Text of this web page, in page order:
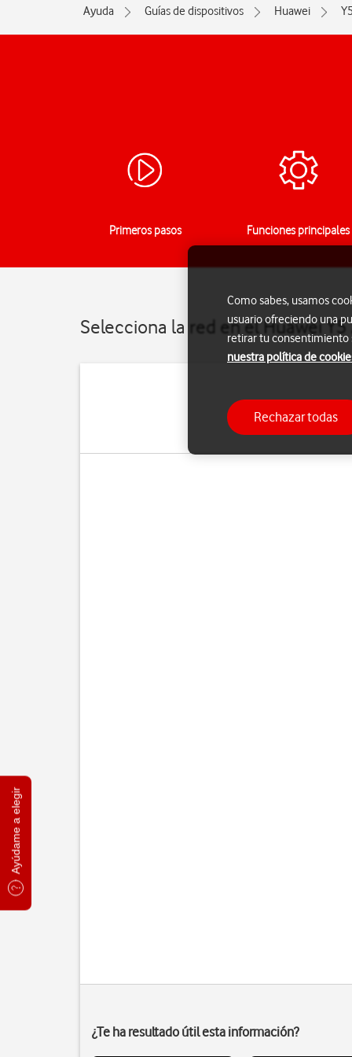
Ayúdame a elegir
Ayuda Guías de dispositivos Huawei
Primeros pasos Funciones principales
Selecciona la red en el Huawei
Puedes
manualmente. Si
¿Te ha resultado útil esta información?
Como sabes, usamos
usuario ofreciendo una
retirar tu consentimiento
nuestra política de
Rechazar todas